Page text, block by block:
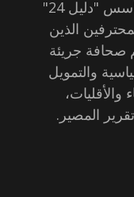
تواجهها وسائل الإعلام التقليدية. تأسس "دليل 24"
الذين
صحافة جريئة
والتمويل
المصير.